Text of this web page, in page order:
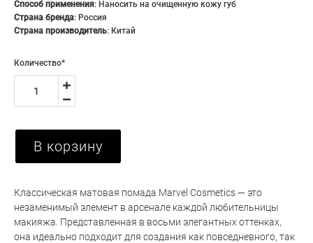
Способ применения: Наносить на очищенную кожу губ
Страна бренда: Россия
Страна производитель: Китай
Количество*
В корзину
Классическая матовая помада Marvel Cosmetics — это
незаменимый элемент в арсенале каждой любительницы
макияжа. Представленная в восьми элегантных оттенках,
она идеально подходит для создания как повседневного, так